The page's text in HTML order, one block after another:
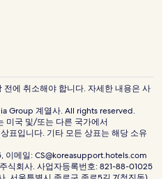
에 취소해야 합니다. 자세한 내용은 사
Group 계열사. All rights reserved.
미국 및/또는 다른 국가에서
표입니다. 기타 모든 상표는 해당 소유
이메일: CS@koreasupport.hotels.com
식회사. 사업자등록번호: 821-88-01025